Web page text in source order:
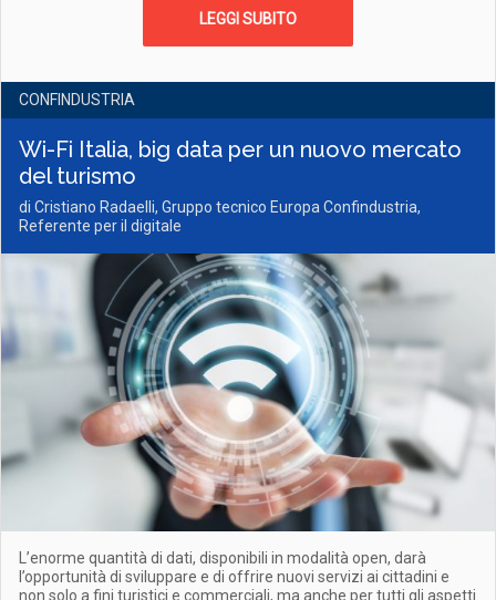
LEGGI SUBITO
CONFINDUSTRIA
Wi-Fi Italia, big data per un nuovo mercato
del turismo
di Cristiano Radaelli, Gruppo tecnico Europa Confindustria,
Referente per il digitale
L’enorme quantità di dati, disponibili in modalità open, darà
l’opportunità di sviluppare e di offrire nuovi servizi ai cittadini e
non solo a fini turistici e commerciali, ma anche per tutti gli aspetti